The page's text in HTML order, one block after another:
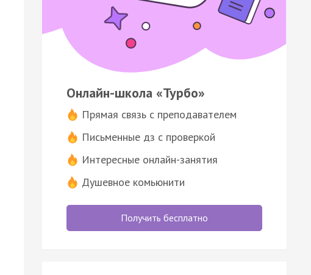
Онлайн-школа «Турбо»
Прямая связь с преподавателем
Письменные дз с проверкой
Интересные онлайн-занятия
Душевное комьюнити
Получить бесплатно